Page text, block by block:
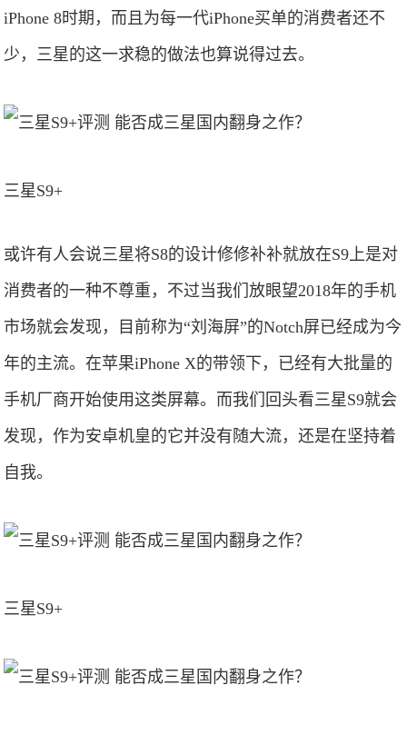
iPhone 8时期，而且为每一代iPhone买单的消费者还不
少，三星的这一求稳的做法也算说得过去。
三星S9+
或许有人会说三星将S8的设计修修补补就放在S9上是对
消费者的一种不尊重，不过当我们放眼望2018年的手机
市场就会发现，目前称为“刘海屏”的Notch屏已经成为今
年的主流。在苹果iPhone X的带领下，已经有大批量的
手机厂商开始使用这类屏幕。而我们回头看三星S9就会
发现，作为安卓机皇的它并没有随大流，还是在坚持着
自我。
三星S9+